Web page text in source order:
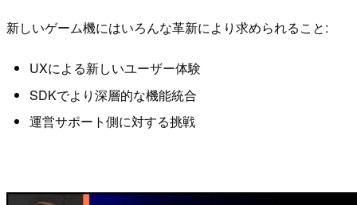
新しいゲーム機にはいろんな革新により求められること:
UXによる新しいユーザー体験
SDKでより深層的な機能統合
運営サポート側に対する挑戦